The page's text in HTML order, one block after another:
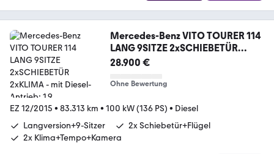
Mercedes-Benz VITO TOURER 114
LANG 9SITZE 2xSCHIEBETÜR
2xKLIMA
28.900 €
Ohne Bewertung
EZ 12/2015 • 83.313 km • 100 kW (136 PS) • Diesel
Langversion+9-Sitzer
2x Schiebetür+Flügel
2x Klima+Tempo+Kamera